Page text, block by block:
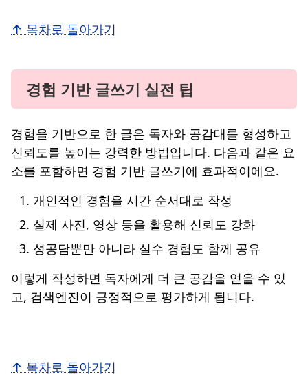
↑ 목차로 돌아가기
경험 기반 글쓰기 실전 팁
경험을 기반으로 한 글은 독자와 공감대를 형성하고
신뢰도를 높이는 강력한 방법입니다. 다음과 같은 요
소를 포함하면 경험 기반 글쓰기에 효과적이에요.
개인적인 경험을 시간 순서대로 작성
실제 사진, 영상 등을 활용해 신뢰도 강화
성공담뿐만 아니라 실수 경험도 함께 공유
이렇게 작성하면 독자에게 더 큰 공감을 얻을 수 있
고, 검색엔진이 긍정적으로 평가하게 됩니다.
↑ 목차로 돌아가기